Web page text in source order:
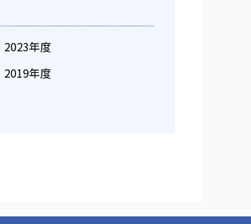
2023年度
2019年度